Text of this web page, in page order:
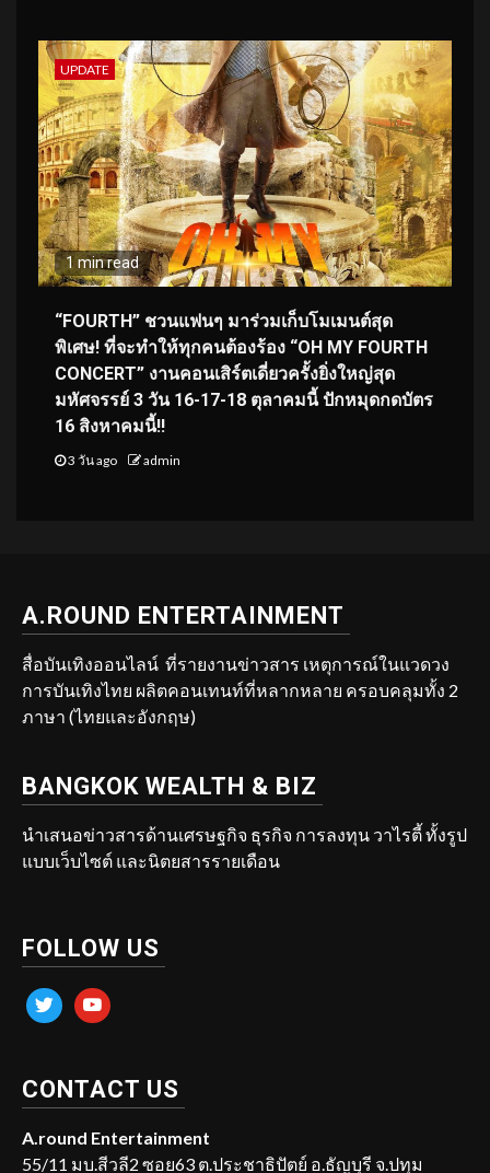
UPDATE
1 min read
“FOURTH” ชวนแฟนๆ มาร่วมเก็บโมเมนต์สุด
พิเศษ! ที่จะทำให้ทุกคนต้องร้อง “OH MY FOURTH
CONCERT” งานคอนเสิร์ตเดี่ยวครั้งยิ่งใหญ่สุด
มหัศจรรย์ 3 วัน 16-17-18 ตุลาคมนี้ ปักหมุดกดบัตร
16 สิงหาคมนี้!!
3 วัน ago admin
A.ROUND ENTERTAINMENT
สื่อบันเทิงออนไลน์ ที่รายงานข่าวสาร เหตุการณ์ในแวดวง
การบันเทิงไทย ผลิตคอนเทนท์ที่หลากหลาย ครอบคลุมทั้ง 2
ภาษา (ไทยและอังกฤษ)
BANGKOK WEALTH & BIZ
นำเสนอข่าวสารด้านเศรษฐกิจ ธุรกิจ การลงทุน วาไรตี้ ทั้งรูป
แบบเว็บไซต์ และนิตยสารรายเดือน
FOLLOW US
twitter youtube
CONTACT US
A.round Entertainment
55/11 มบ.สีวลี2 ซอย63 ต.ประชาธิปัตย์ อ.ธัญบุรี จ.ปทุม